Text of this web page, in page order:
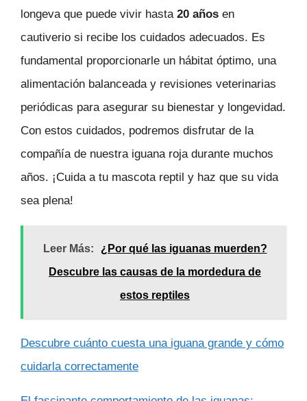
longeva que puede vivir hasta 20 años en
cautiverio si recibe los cuidados adecuados. Es
fundamental proporcionarle un hábitat óptimo, una
alimentación balanceada y revisiones veterinarias
periódicas para asegurar su bienestar y longevidad.
Con estos cuidados, podremos disfrutar de la
compañía de nuestra iguana roja durante muchos
años. ¡Cuida a tu mascota reptil y haz que su vida
sea plena!
Leer Más:
¿Por qué las iguanas muerden?
Descubre las causas de la mordedura de
estos reptiles
Descubre cuánto cuesta una iguana grande y cómo
cuidarla correctamente